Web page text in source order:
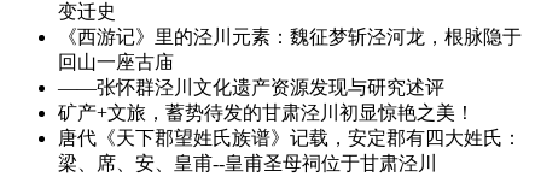
变迁史
《西游记》里的泾川元素：魏征梦斩泾河龙，根脉隐于
回山一座古庙
——张怀群泾川文化遗产资源发现与研究述评
矿产+文旅，蓄势待发的甘肃泾川初显惊艳之美！
唐代《天下郡望姓氏族谱》记载，安定郡有四大姓氏：
梁、席、安、皇甫--皇甫圣母祠位于甘肃泾川